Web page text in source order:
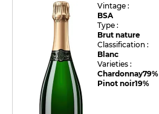
Vintage :
BSA
Type :
Brut nature
Classification :
Blanc
Varieties :
Chardonnay79%
Pinot noir19%